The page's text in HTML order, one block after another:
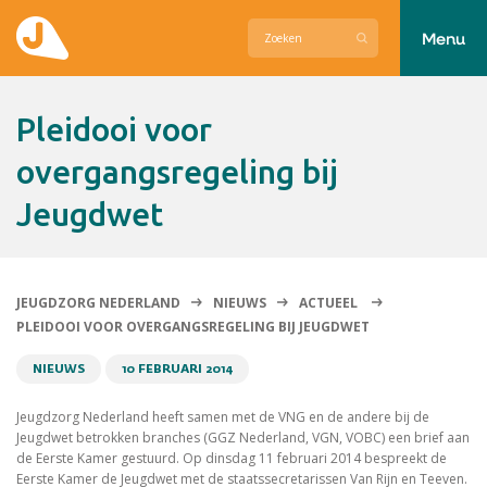
Over Jeugdzorg Nederland
Menu
Pleidooi voor
overgangsregeling bij
Jeugdwet
JEUGDZORG NEDERLAND NIEUWS
ACTUEEL
PLEIDOOI VOOR OVERGANGSREGELING BIJ JEUGDWET
NIEUWS 10 FEBRUARI 2014
Jeugdzorg Nederland heeft samen met de VNG en de andere bij de
Jeugdwet betrokken branches (GGZ Nederland, VGN, VOBC) een brief aan
de Eerste Kamer gestuurd. Op dinsdag 11 februari 2014 bespreekt de
Eerste Kamer de Jeugdwet met de staatssecretarissen Van Rijn en Teeven.